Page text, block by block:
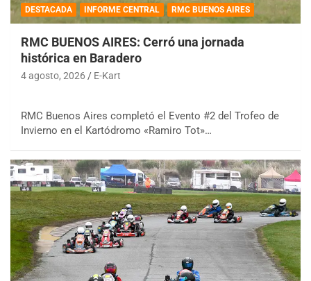
DESTACADA INFORME CENTRAL RMC BUENOS AIRES
RMC BUENOS AIRES: Cerró una jornada
histórica en Baradero
4 agosto, 2026 E-Kart
RMC Buenos Aires completó el Evento #2 del Trofeo de
Invierno en el Kartódromo «Ramiro Tot»…